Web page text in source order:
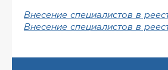
Внесение специалистов в
Внесение специалистов в